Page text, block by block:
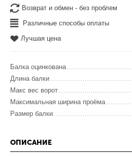
Возврат и обмен - без проблем
Различные способы оплаты
Лучшая цена
Балка оцинкована
Длина балки
Макс вес ворот
Максимальная ширина проёма
Размер балки
ОПИСАНИЕ